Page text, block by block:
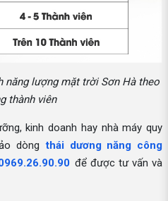
năng lượng mặt trời Sơn Hà theo
thành viên
kinh doanh hay nhà máy quy
dòng thái dương năng công
để được tư vấn và